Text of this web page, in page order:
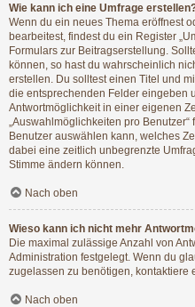
Wie kann ich eine Umfrage
Wenn du ein neues Thema eröffnest
bearbeitest, findest du ein Register
Formulars zur Beitragserstellung.
können, so hast du wahrscheinlich
erstellen. Du solltest einen Titel und
die entsprechenden Felder eingeben
Antwortmöglichkeit in einer eigenen
„Auswahlmöglichkeiten pro
Benutzer auswählen kann, welches
dabei eine zeitlich unbegrenzte
Stimme ändern können.
Nach oben
Wieso kann ich nicht mehr
Die maximal zulässige Anzahl von
Administration festgelegt. Wenn du
zugelassen zu benötigen, kontaktiere
Nach oben